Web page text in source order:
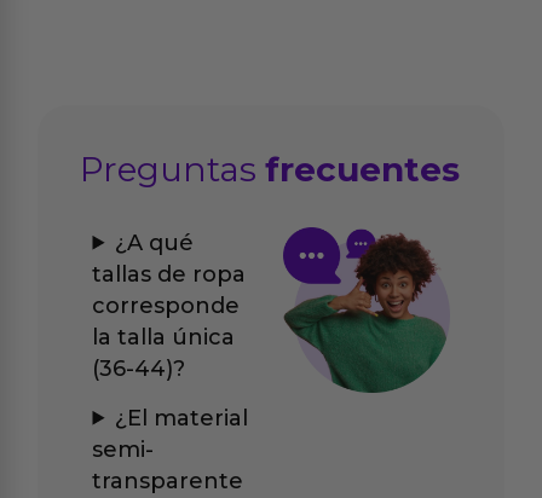
Preguntasfrecuentes
¿A qué
tallas de ropa
corresponde
la talla única
(36-44)?
¿El material
semi-
transparente